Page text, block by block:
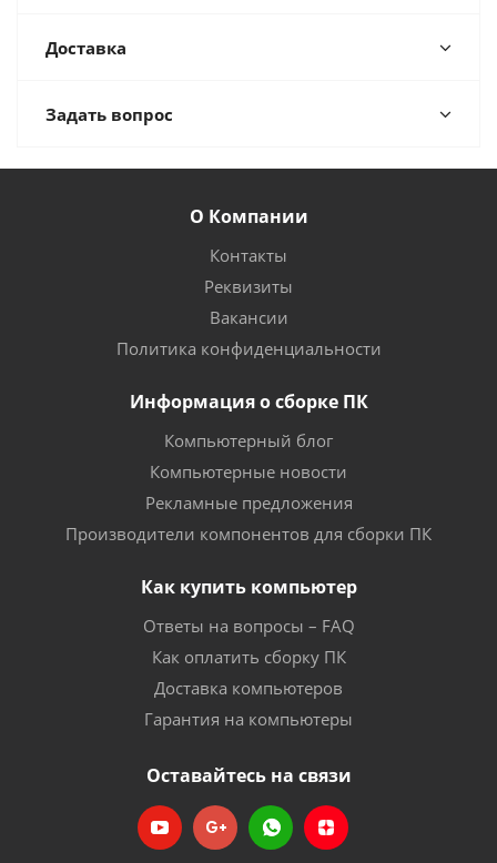
Доставка
Задать вопрос
О Компании
Контакты
Реквизиты
Вакансии
Политика конфиденциальности
Информация о сборке ПК
Компьютерный блог
Компьютерные новости
Рекламные предложения
Производители компонентов для сборки ПК
Как купить компьютер
Ответы на вопросы – FAQ
Как оплатить сборку ПК
Доставка компьютеров
Гарантия на компьютеры
Оставайтесь на связи